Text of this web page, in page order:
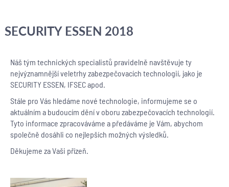
SECURITY ESSEN 2018
Náš tým technických specialistů pravidelně navštěvuje ty
nejvýznamnější veletrhy zabezpečovacích technologií, jako je
SECURITY ESSEN, IFSEC apod.
Stále pro Vás hledáme nové technologie, informujeme se o
aktuálním a budoucím dění v oboru zabezpečovacích technologií.
Tyto informace zpracováváme a předáváme je Vám, abychom
společně dosáhli co nejlepších možných výsledků.
Děkujeme za Vaši přízeň.